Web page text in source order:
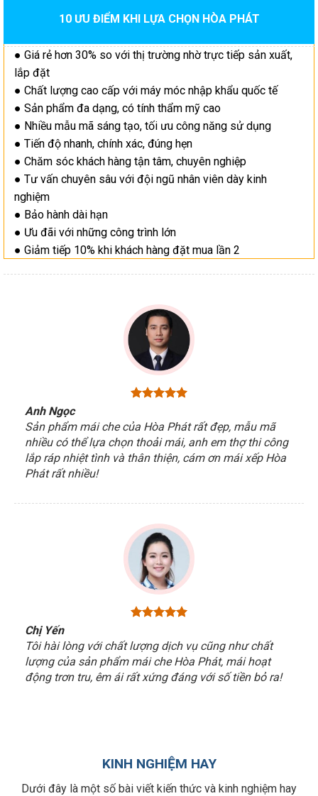
10 ƯU ĐIỂM KHI LỰA CHỌN HÒA PHÁT
● Giá rẻ hơn 30% so với thị trường nhờ trực tiếp sản xuất,
lắp đặt
● Chất lượng cao cấp với máy móc nhập khẩu quốc tế
● Sản phẩm đa dạng, có tính thẩm mỹ cao
● Nhiều mẫu mã sáng tạo, tối ưu công năng sử dụng
● Tiến độ nhanh, chính xác, đúng hẹn
● Chăm sóc khách hàng tận tâm, chuyên nghiệp
● Tư vấn chuyên sâu với đội ngũ nhân viên dày kinh
nghiệm
● Bảo hành dài hạn
● Ưu đãi với những công trình lớn
● Giảm tiếp 10% khi khách hàng đặt mua lần 2
Anh Ngọc
Sản phẩm mái che của Hòa Phát rất đẹp, mẫu mã
nhiều có thể lựa chọn thoải mái, anh em thợ thi công
lắp ráp nhiệt tình và thân thiện, cám ơn mái xếp Hòa
Phát rất nhiều!
Chị Yến
Tôi hài lòng với chất lượng dịch vụ cũng như chất
lượng của sản phẩm mái che Hòa Phát, mái hoạt
động trơn tru, êm ái rất xứng đáng với số tiền bỏ ra!
KINH NGHIỆM HAY
Dưới đây là một số bài viết kiến thức và kinh nghiệm hay